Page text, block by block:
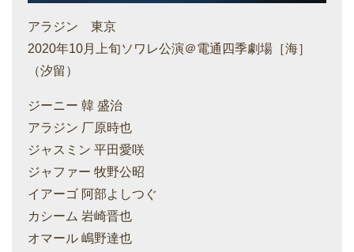
アラジン 東京
2020年10月上旬ソワレ公演＠電通四季劇場［海］
（汐留）
ジーニー 韓 盛治
アラジン 厂原時也
ジャスミン 平田愛咲
ジャファー 牧野公昭
イアーゴ 阿部よしつぐ
カシーム 岩崎晋也
オマール 嶋野達也